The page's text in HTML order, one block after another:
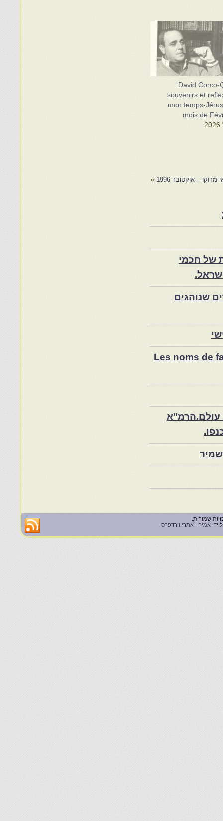
David Corco-
souvenirs et
mon temps-
mois de
מרוקו – אוקטובר 1996 »
של חכמי
שנוהגים
Les noms de
עולם.הרמ"א
ידי אמיר - אתרי וורדפרס